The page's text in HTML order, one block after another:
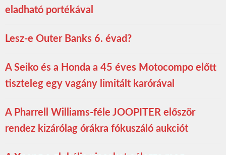
eladható portékával
Lesz-e Outer Banks 6. évad?
A Seiko és a Honda a 45 éves Motocompo előtt
tiszteleg egy vagány limitált karórával
A Pharrell Williams-féle JOOPITER először
rendez kizárólag órákra fókuszáló aukciót